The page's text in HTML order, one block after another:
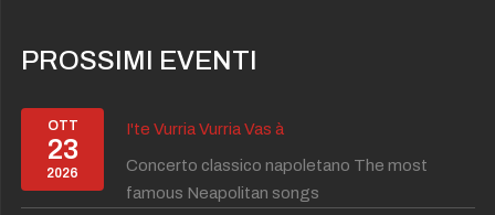
PROSSIMI EVENTI
OTT
23
2026
I'te Vurria Vurria Vas à
Concerto classico napoletano The most
famous Neapolitan songs